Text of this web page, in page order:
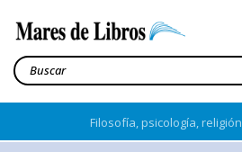
Filosofía, psicología, religión